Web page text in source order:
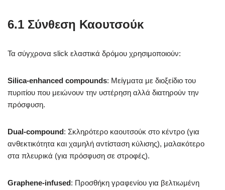
6.1 Σύνθεση Καουτσούκ
Τα σύγχρονα slick ελαστικά δρόμου χρησιμοποιούν:
Silica-enhanced compounds: Μείγματα με διοξείδιο του
πυριτίου που μειώνουν την υστέρηση αλλά διατηρούν την
πρόσφυση.
Dual-compound: Σκληρότερο καουτσούκ στο κέντρο (για
ανθεκτικότητα και χαμηλή αντίσταση κύλισης), μαλακότερο
στα πλευρικά (για πρόσφυση σε στροφές).
Graphene-infused: Προσθήκη γραφενίου για βελτιωμένη